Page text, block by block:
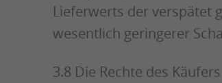
Lieferwerts der verspätet
wesentlich geringerer
3.8 Die Rechte des